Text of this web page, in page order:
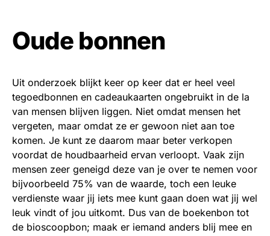
Oude bonnen
Uit onderzoek blijkt keer op keer dat er heel veel
tegoedbonnen en cadeaukaarten ongebruikt in de la
van mensen blijven liggen. Niet omdat mensen het
vergeten, maar omdat ze er gewoon niet aan toe
komen. Je kunt ze daarom maar beter verkopen
voordat de houdbaarheid ervan verloopt. Vaak zijn
mensen zeer geneigd deze van je over te nemen voor
bijvoorbeeld 75% van de waarde, toch een leuke
verdienste waar jij iets mee kunt gaan doen wat jij wel
leuk vindt of jou uitkomt. Dus van de boekenbon tot
de bioscoopbon; maak er iemand anders blij mee en